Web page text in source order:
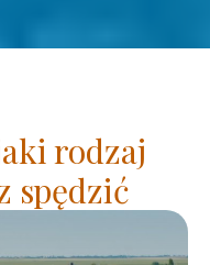
rodzaj
spędzić